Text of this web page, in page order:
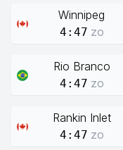
Winnipeg
4:47 zo
Rio Branco
4:47 zo
Rankin Inlet
4:47 zo